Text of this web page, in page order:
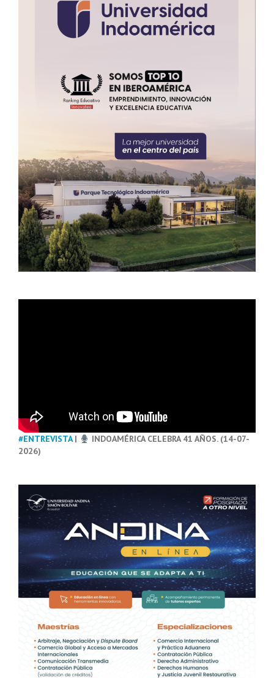
#ENTREVISTA|
INDOAMÉRICA CELEBRA 41 AÑOS. (14-07-
2026)